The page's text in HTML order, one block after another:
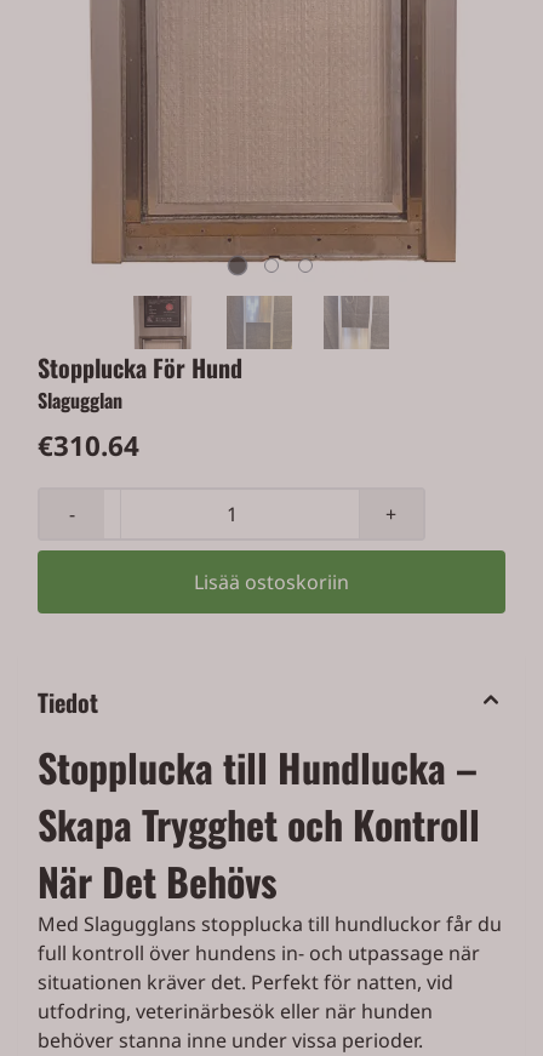
Stopplucka För Hund
Slagugglan
€310.64
- +
Lisää ostoskoriin
Tiedot
Stopplucka till Hundlucka –
Skapa Trygghet och Kontroll
När Det Behövs
Med Slagugglans stopplucka till hundluckor får du
full kontroll över hundens in- och utpassage när
situationen kräver det. Perfekt för natten, vid
utfodring, veterinärbesök eller när hunden
behöver stanna inne under vissa perioder.